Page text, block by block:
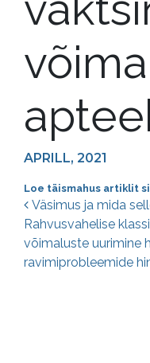
APRILL, 2021
Loe täismahus artiklit
Väsimus ja mida
Rahvusvahelise
võimaluste uurimine
ravimiprobleemide